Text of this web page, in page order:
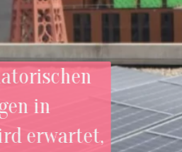
in
wird erwartet,